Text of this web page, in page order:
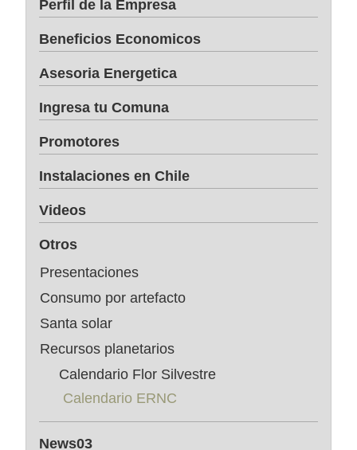
Perfil de la Empresa
Beneficios Economicos
Asesoria Energetica
Ingresa tu Comuna
Promotores
Instalaciones en Chile
Videos
Otros
Presentaciones
Consumo por artefacto
Santa solar
Recursos planetarios
Calendario Flor Silvestre
Calendario ERNC
News03